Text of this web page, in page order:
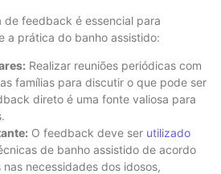
de feedback é essencial para
a prática do banho assistido:
Realizar reuniões periódicas com
famílias para discutir o que pode ser
direto é uma fonte valiosa para
O feedback deve ser utilizado
de banho assistido de acordo
necessidades dos idosos,